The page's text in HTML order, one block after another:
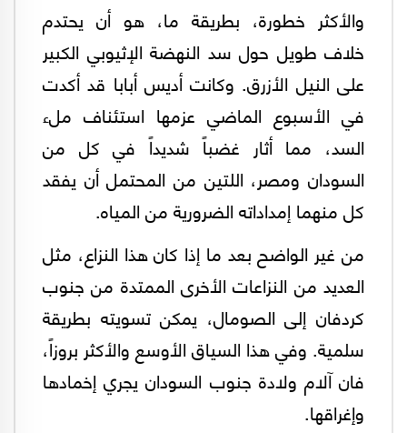
والأكثر خطورة، بطريقة ما، هو أن يحتدم
خلاف طويل حول سد النهضة الإثيوبي الكبير
على النيل الأزرق. وكانت أديس أبابا قد أكدت
في الأسبوع الماضي عزمها استئناف ملء
السد، مما أثار غضباً شديداً في كل من
السودان ومصر، اللتين من المحتمل أن يفقد
كل منهما إمداداته الضرورية من المياه.
من غير الواضح بعد ما إذا كان هذا النزاع، مثل
العديد من النزاعات الأخرى الممتدة من جنوب
كردفان إلى الصومال، يمكن تسويته بطريقة
سلمية. وفي هذا السياق الأوسع والأكثر بروزاً،
فان آلام ولادة جنوب السودان يجري إخمادها
وإغراقها.